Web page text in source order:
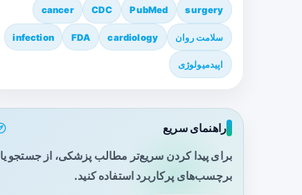
surgery
PubMed
CDC
cancer
سلامت روان cardiology
FDA
infection
اپیدمیولوژی
راهنمای سریع
برای پیدا کردن سریع‌تر مطالب پزشکی، از جستجو یا
برچسب‌های پرکاربرد استفاده کنید.